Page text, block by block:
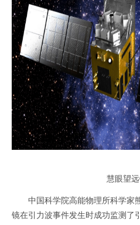
慧眼望远
中国科学院高能物理所科学家
镜在引力波事件发生时成功监测了